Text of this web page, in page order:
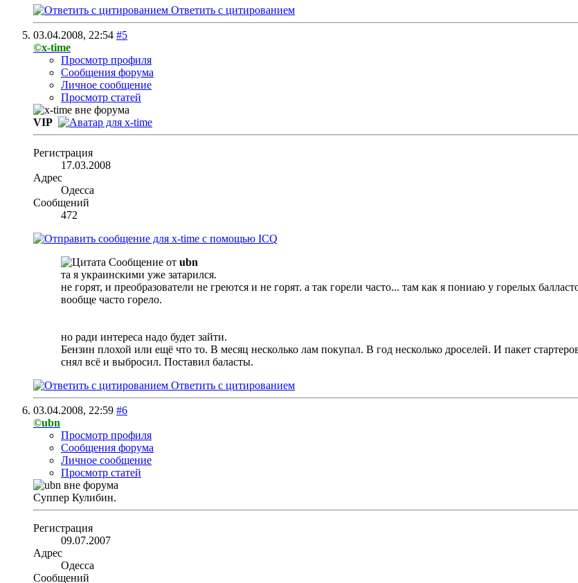
Ответить с цитированием
03.04.2008, 22:54 #5
©x-time
Просмотр профиля
Сообщения форума
Личное сообщение
Просмотр статей
VIP
Регистрация
17.03.2008
Адрес
Одесса
Сообщений
472
Сообщение от ubn
та я украинскими уже затарился.
не горят, и преобразователи не греются и не горят. а так горели часто... там как я пониаю у горелых
вообще часто горело.
но ради интереса надо будет зайти.
Бензин плохой или ещё что то. В месяц несколько лам покупал. В год несколько дроселей. И пакет
снял всё и выбросил. Поставил баласты.
Ответить с цитированием
03.04.2008, 22:59 #6
©ubn
Просмотр профиля
Сообщения форума
Личное сообщение
Просмотр статей
Суппер Кулибин.
Регистрация
09.07.2007
Адрес
Одесса
Сообщений